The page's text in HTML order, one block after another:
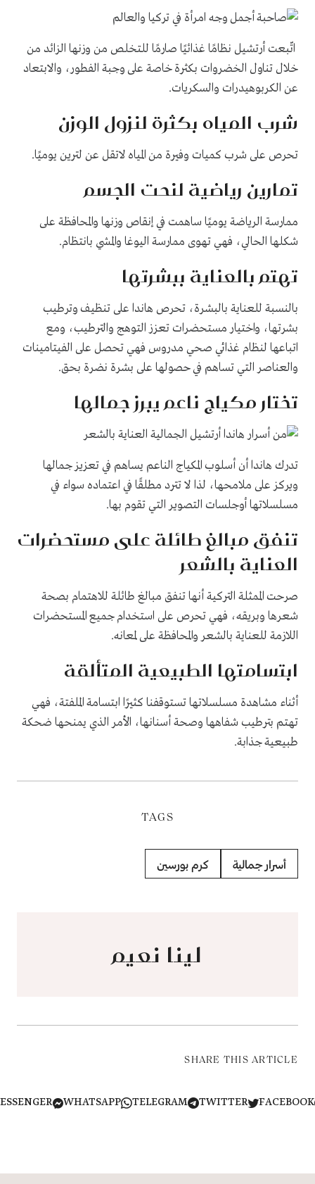
اتّبعت أرتشيل نظامًا غذائيًا صارمًا للتخلص من وزنها الزائد من
خلال تناول الخضروات بكثرة خاصة على وجبة الفطور، والابتعاد
عن الكربوهيدرات والسكريات.
شرب المياه بكثرة لنزول الوزن
تحرص على شرب كميات وفيرة من المياه لاتقل عن لترين يوميًا.
تمارين رياضية لنحت الجسم
ممارسة الرياضة يوميًا ساهمت في إنقاص وزنها والمحافظة على
شكلها الحالي، فهي تهوى ممارسة اليوغا والمشي بانتظام.
تهتم بالعناية ببشرتها
بالنسبة للعناية بالبشرة، تحرص هاندا على تنظيف وترطيب
بشرتها، واختيار مستحضرات تعزز التوهج والترطيب، ومع
اتباعها لنظام غذائي صحي مدروس فهي تحصل على الفيتامينات
والعناصر التي تساهم في حصولها على بشرة نضرة بحق.
تختار مكياج ناعم يبرز جمالها
تدرك هاندا أن أسلوب المكياج الناعم يساهم في تعزيز جمالها
ويركز على ملامحها، لذا لا تترد مطلقًا في اعتماده سواء في
مسلسلاتها أوجلسات التصوير التي تقوم بها.
تنفق مبالغ طائلة على مستحضرات
العناية بالشعر
صرحت الممثلة التركية أنها تنفق مبالغ طائلة للاهتمام بصحة
شعرها وبريقه، فهي تحرص على استخدام جميع المستحضرات
اللازمة للعناية بالشعر والمحافظة على لمعانه.
ابتسامتها الطبيعية المتألقة
أثناء مشاهدة مسلسلاتها تستوقفنا كثيرًا ابتسامة الملفتة، فهي
تهتم بترطيب شفاهها وصحة أسنانها، الأمر الذي يمنحها ضحكة
طبيعية جذابة.
TAGS
أسرار جمالية كرم بورسين
لينا نعيم
SHARE THIS ARTICLE
TWITTER
TELEGRAM
WHATSAPP
MESSENGER